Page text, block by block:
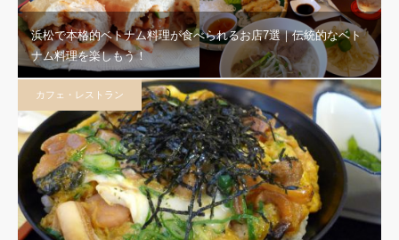
浜松で本格的ベトナム料理が食べられるお店7選｜伝統的なベト
ナム料理を楽しもう！
カフェ・レストラン